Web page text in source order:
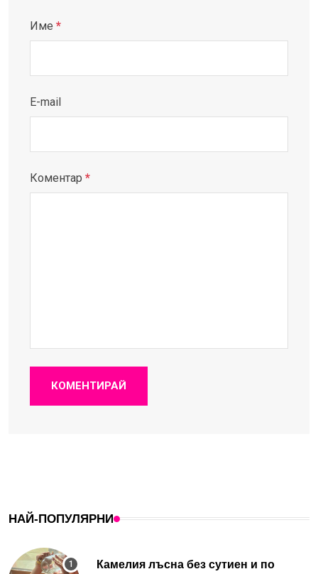
Име *
E-mail
Коментар *
КОМЕНТИРАЙ
НАЙ-ПОПУЛЯРНИ
Камелия лъсна без сутиен и по